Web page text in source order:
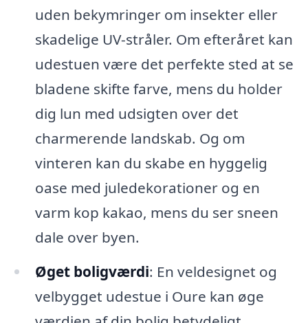
uden bekymringer om insekter eller
skadelige UV-stråler. Om efteråret kan
udestuen være det perfekte sted at se
bladene skifte farve, mens du holder
dig lun med udsigten over det
charmerende landskab. Og om
vinteren kan du skabe en hyggelig
oase med juledekorationer og en
varm kop kakao, mens du ser sneen
dale over byen.
Øget boligværdi: En veldesignet og
velbygget udestue i Oure kan øge